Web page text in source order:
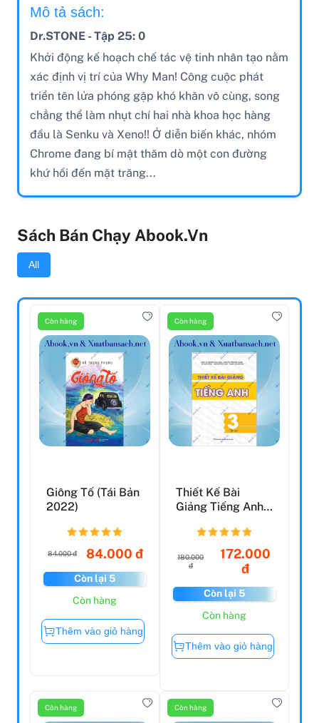
Mô tả sách:
Dr.STONE - Tập 25: 0
Khởi động kế hoạch chế tác vệ tinh nhân tạo nằm
xác định vị trí của Why Man! Công cuộc phát
triển tên lửa phóng gặp khó khăn vô cùng, song
chẳng thể làm nhụt chí hai nhà khoa học hàng
đầu là Senku và Xeno!! Ở diễn biến khác, nhóm
Chrome đang bí mật thăm dò một con đường
khứ hồi đến mặt trăng...
Sách Bán Chạy Abook.vn
All
Còn hàng
Giông Tố (Tái Bản
2022)
84.000 đ 84.000 đ
Còn lại 5
Còn hàng
Thêm vào giỏ hàng
Còn hàng
Thiết Kế Bài
Giảng Tiếng Anh
180.000
đ
172.000
đ
Còn lại 5
Còn hàng
Thêm vào giỏ hàng
Còn hàng Còn hàng